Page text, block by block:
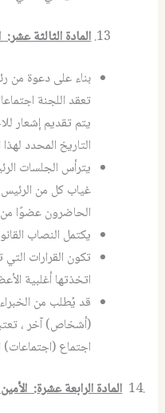
المادة الثالثة عشر:
بناء على دعوة من
تعقد اللجنة
يتم تقديم إشعار
التاريخ المحدد
يترأس الجلسات
غياب كل من
الحاضرون عضوًا من
يكتمل النصاب
تكون القرارات
اتخذتها أغلبية
قد يُطلب من
(أشخاص) آخر ،
اجتماع
.14
المادة الرابعة عشرة: